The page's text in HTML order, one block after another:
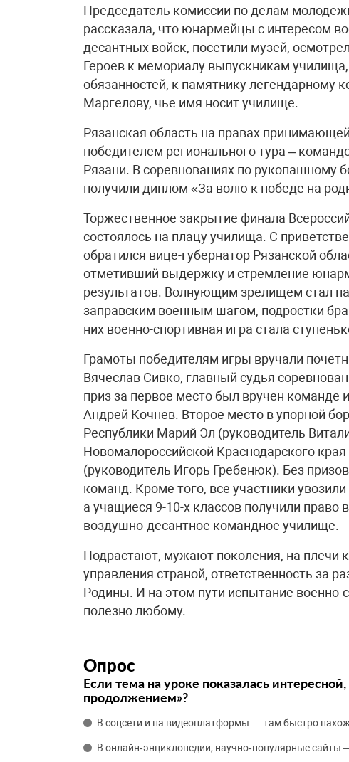
Председатель комиссии по делам
рассказала, что юнармейцы с интересом
десантных войск, посетили музей,
Героев к мемориалу выпускникам
обязанностей, к памятнику
Маргелову, чье имя носит училище.
Рязанская область на правах
победителем регионального тура –
Рязани. В соревнованиях по рукопашному
получили диплом «За волю к победе на
Торжественное закрытие финала
состоялось на плацу училища. С
обратился вице-губернатор Рязанской
отметивший выдержку и стремление
результатов. Волнующим зрелищем стал
заправским военным шагом, подростки
них военно-спортивная игра стала
Грамоты победителям игры вручали
Вячеслав Сивко, главный судья
приз за первое место был вручен команде
Андрей Кочнев. Второе место в упорной
Республики Марий Эл (руководитель
Новомалороссийской Краснодарского
(руководитель Игорь Гребенюк). Без
команд. Кроме того, все участники
а учащиеся 9-10-х классов получили право
воздушно-десантное командное училище.
Подрастают, мужают поколения, на плечи
управления страной, ответственность за
Родины. И на этом пути испытание военно-
полезно любому.
Опрос
Если тема на уроке показалась
продолжением»?
В соцсети и на видеоплатформы — там быстро
В онлайн‑энциклопедии, научно‑популярные